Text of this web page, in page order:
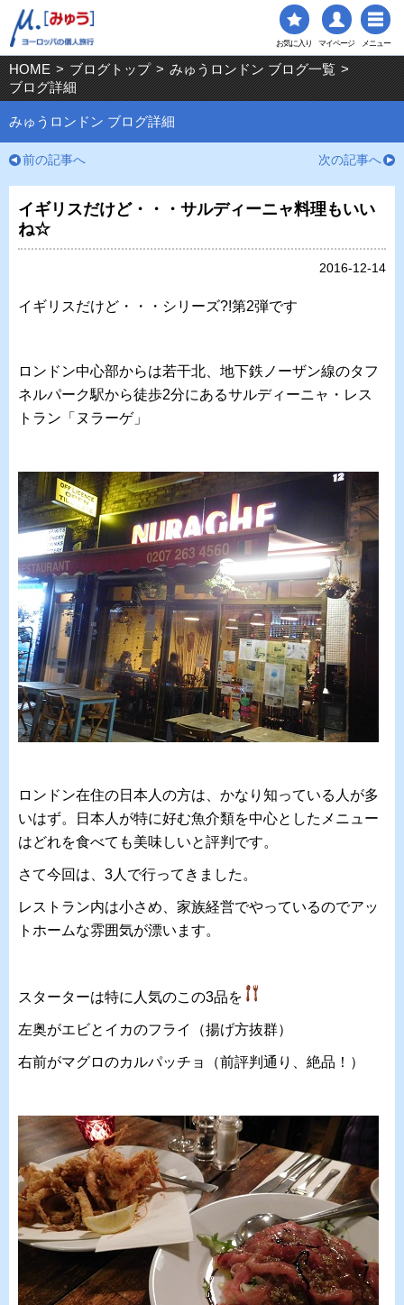
お気に入り マイページ メニュー
HOME > ブログトップ > みゅうロンドン ブログ一覧 >
ブログ詳細
みゅうロンドン ブログ詳細
前の記事へ 次の記事へ
イギリスだけど・・・サルディーニャ料理もいい
ね☆
2016-12-14
イギリスだけど・・・シリーズ?!第2弾です
ロンドン中心部からは若干北、地下鉄ノーザン線のタフ
ネルパーク駅から徒歩2分にあるサルディーニャ・レス
トラン「ヌラーゲ」
ロンドン在住の日本人の方は、かなり知っている人が多
いはず。日本人が特に好む魚介類を中心としたメニュー
はどれを食べても美味しいと評判です。
さて今回は、3人で行ってきました。
レストラン内は小さめ、家族経営でやっているのでアッ
トホームな雰囲気が漂います。
スターターは特に人気のこの3品を
左奥がエビとイカのフライ（揚げ方抜群）
右前がマグロのカルパッチョ（前評判通り、絶品！）